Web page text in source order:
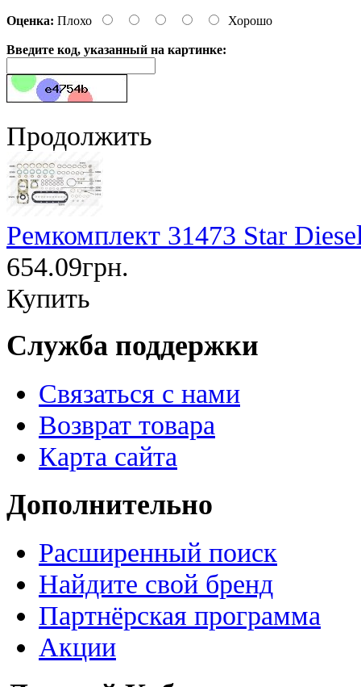
Оценка: Плохо Хорошо
Введите код, указанный на картинке:
Продолжить
Ремкомплект 31473 Star
654.09грн.
Купить
Служба поддержки
Связаться с нами
Возврат товара
Карта сайта
Дополнительно
Расширенный поиск
Найдите свой бренд
Партнёрская программа
Акции